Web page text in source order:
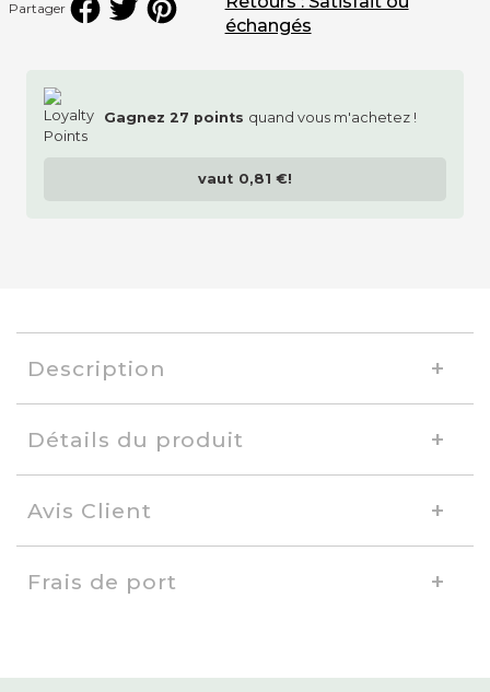
Partager
Gagnez 27 points quand vous m'achetez !
vaut 0,81 €!
échangés
Description
Détails du produit
Avis Client
Frais de port